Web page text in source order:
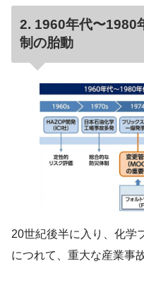
2. 1960年代〜1980
制の胎動
20世紀後半に入り、化学
につれて、重大な産業事